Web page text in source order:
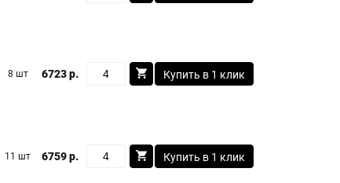
8 шт 6723 р. Купить в 1 клик
11 шт 6759 р. Купить в 1 клик